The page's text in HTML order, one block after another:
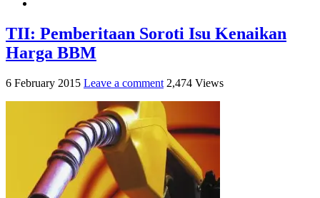
TII: Pemberitaan Soroti Isu Kenaikan
Harga BBM
6 February 2015 Leave a comment 2,474 Views